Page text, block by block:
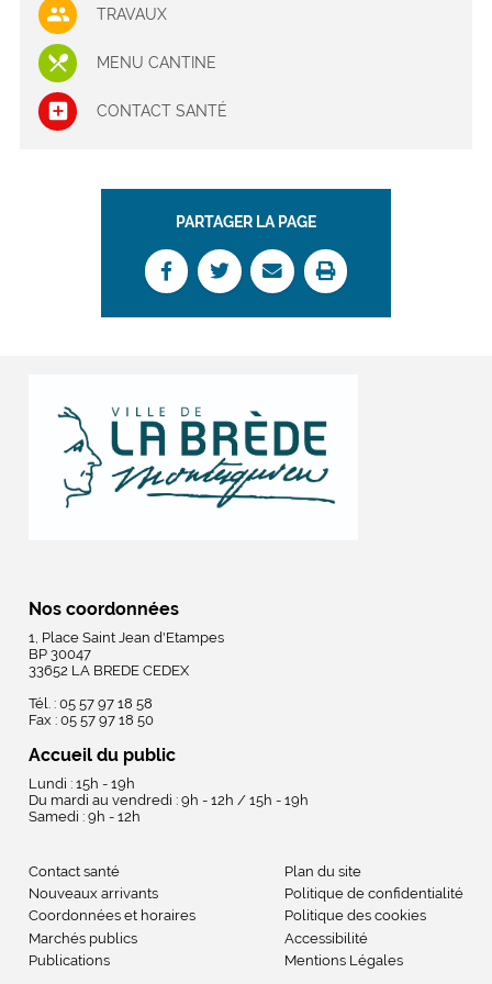
TRAVAUX
MENU CANTINE
CONTACT SANTÉ
PARTAGER LA PAGE
Nos coordonnées
1, Place Saint Jean d'Etampes
BP 30047
33652 LA BREDE CEDEX
Tél. : 05 57 97 18 58
Fax : 05 57 97 18 50
Accueil du public
Lundi : 15h - 19h
Du mardi au vendredi : 9h - 12h / 15h - 19h
Samedi : 9h - 12h
Contact santé
Nouveaux arrivants
Coordonnées et horaires
Marchés publics
Publications
Plan du site
Politique de confidentialité
Politique des cookies
Accessibilité
Mentions Légales